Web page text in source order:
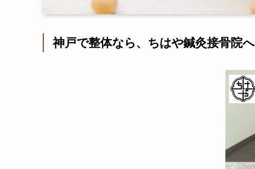
神戸で整体なら、ちはや鍼灸接骨院へ